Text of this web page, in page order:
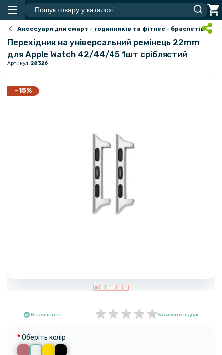
Аксесуари для смарт - годинників та фітнес - браслетів
Перехідник на універсальний ремінець 22mm
для Apple Watch 42/44/45 1шт сріблястий
Артикул: 28326
-15%
В наявності Залишити відгук
Оберіть колір